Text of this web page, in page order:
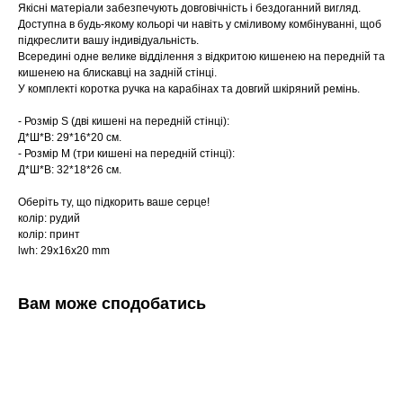
Якісні матеріали забезпечують довговічність і бездоганний вигляд.
Доступна в будь-якому кольорі чи навіть у сміливому комбінуванні, щоб
підкреслити вашу індивідуальність.
Всередині одне велике відділення з відкритою кишенею на передній та
кишенею на блискавці на задній стінці.
У комплекті коротка ручка на карабінах та довгий шкіряний ремінь.
- Розмір S (дві кишені на передній стінці):
Д*Ш*В: 29*16*20 см.
- Розмір М (три кишені на передній стінці):
Д*Ш*В: 32*18*26 см.
Оберіть ту, що підкорить ваше серце!
колір: рудий
колір: принт
lwh: 29x16x20 mm
Вам може сподобатись